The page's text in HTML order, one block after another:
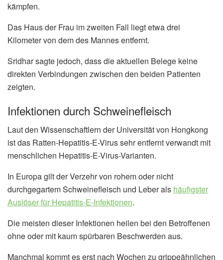
kämpfen.
Das Haus der Frau im zweiten Fall liegt etwa drei
Kilometer von dem des Mannes entfernt.
Sridhar sagte jedoch, dass die aktuellen Belege keine
direkten Verbindungen zwischen den beiden Patienten
zeigten.
Infektionen durch Schweinefleisch
Laut den Wissenschaftlern der Universität von Hongkong
ist das Ratten-Hepatitis-E-Virus sehr entfernt verwandt mit
menschlichen Hepatitis-E-Virus-Varianten.
In Europa gilt der Verzehr von rohem oder nicht
durchgegartem Schweinefleisch und Leber als häufigster
Auslöser für Hepatitis-E-Infektionen.
Die meisten dieser Infektionen heilen bei den Betroffenen
ohne oder mit kaum spürbaren Beschwerden aus.
Manchmal kommt es erst nach Wochen zu grippeähnlichen